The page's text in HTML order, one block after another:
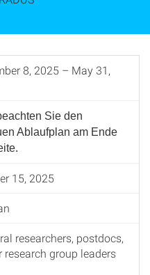
8, 2025 – May 31,
Sie den
Ablaufplan am Ende
15, 2025
researchers, postdocs,
research group leaders